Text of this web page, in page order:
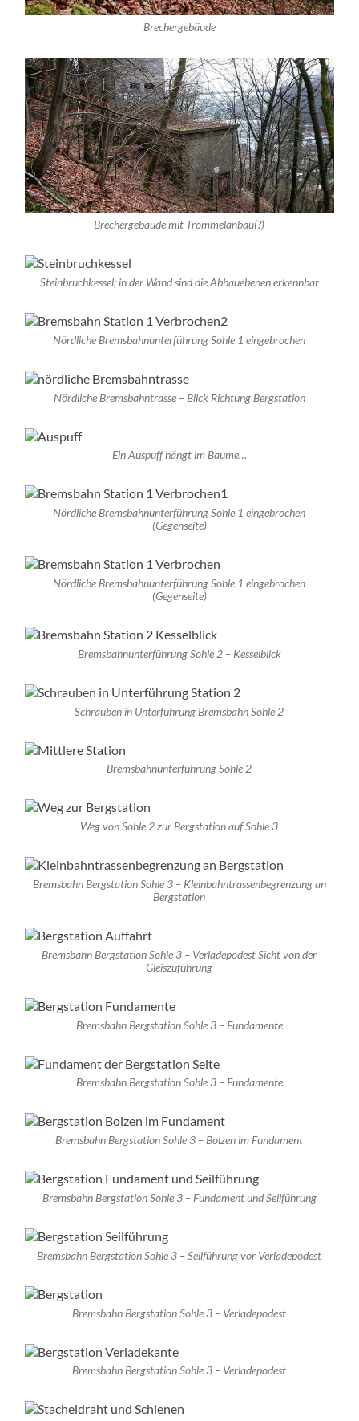
Brechergebäude
Brechergebäude mit Trommelanbau(?)
Steinbruchkessel; in der Wand sind die Abbauebenen erkennbar
Nördliche Bremsbahnunterführung Sohle 1 eingebrochen
Nördliche Bremsbahntrasse – Blick Richtung Bergstation
Ein Auspuff hängt im Baume…
Nördliche Bremsbahnunterführung Sohle 1 eingebrochen
(Gegenseite)
Nördliche Bremsbahnunterführung Sohle 1 eingebrochen
(Gegenseite)
Bremsbahnunterführung Sohle 2 – Kesselblick
Schrauben in Unterführung Bremsbahn Sohle 2
Bremsbahnunterführung Sohle 2
Weg von Sohle 2 zur Bergstation auf Sohle 3
Bremsbahn Bergstation Sohle 3 – Kleinbahntrassenbegrenzung an
Bergstation
Bremsbahn Bergstation Sohle 3 – Verladepodest Sicht von der
Gleiszuführung
Bremsbahn Bergstation Sohle 3 – Fundamente
Bremsbahn Bergstation Sohle 3 – Fundamente
Bremsbahn Bergstation Sohle 3 – Bolzen im Fundament
Bremsbahn Bergstation Sohle 3 – Fundament und Seilführung
Bremsbahn Bergstation Sohle 3 – Seilführung vor Verladepodest
Bremsbahn Bergstation Sohle 3 – Verladepodest
Bremsbahn Bergstation Sohle 3 – Verladepodest